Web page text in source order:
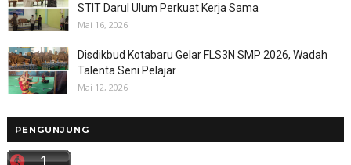
STIT Darul Ulum Perkuat Kerja Sama
Mai 16, 2026
Disdikbud Kotabaru Gelar FLS3N SMP 2026, Wadah
Talenta Seni Pelajar
Mai 12, 2026
PENGUNJUNG